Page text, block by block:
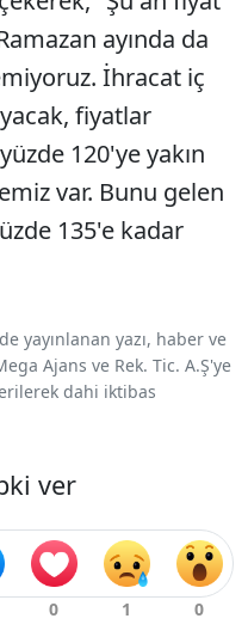
ayında da
İhracat iç
fiyatlar
120'ye yakın
var. Bunu gelen
135'e kadar
yayınlanan yazı, haber ve
Ajans ve Rek. Tic. A.Ş'ye
dahi iktibas
ver